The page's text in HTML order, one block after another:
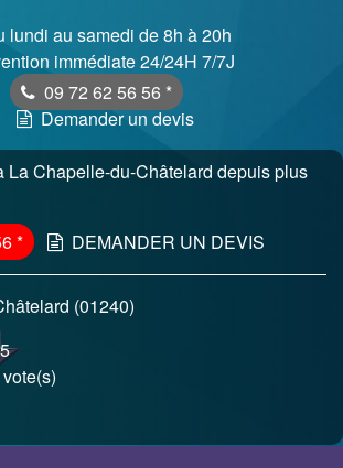
lundi au samedi de 8h à 20h
immédiate 24/24H 7/7J
09 72 62 56 56 *
Demander un devis
La Chapelle-du-Châtelard depuis plus
* DEMANDER UN DEVIS
(01240)